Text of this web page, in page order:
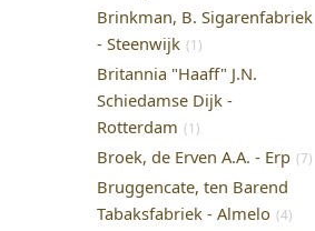
Brinkman, B. Sigarenfabriek
- Steenwijk (1)
Britannia "Haaff" J.N.
Schiedamse Dijk -
Rotterdam (1)
Broek, de Erven A.A. - Erp (7)
Bruggencate, ten Barend
Tabaksfabriek - Almelo (4)